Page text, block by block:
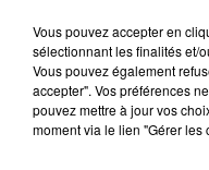
Musique
Vous pouvez accepter en
sélectionnant les finalités et/
Vous pouvez également
accepter". Vos préférences
pouvez mettre à jour vos
moment via le lien "Gérer